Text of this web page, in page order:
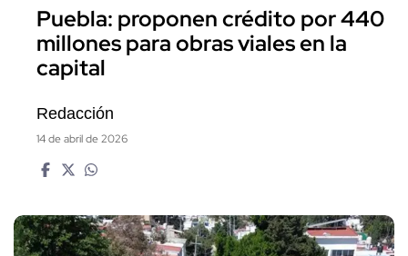
Puebla: proponen crédito por 440
millones para obras viales en la
capital
Redacción
14 de abril de 2026